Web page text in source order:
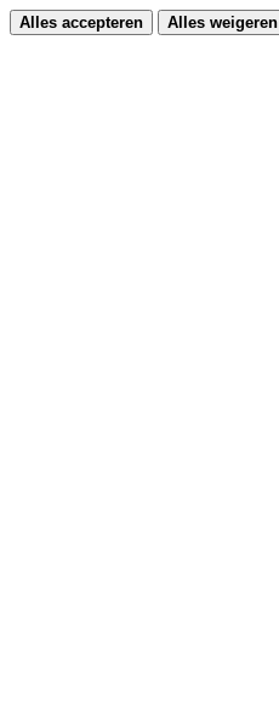
Alles accepteren Alles weigeren